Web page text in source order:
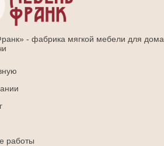
- фабрика мягкой мебели для дома,
работы